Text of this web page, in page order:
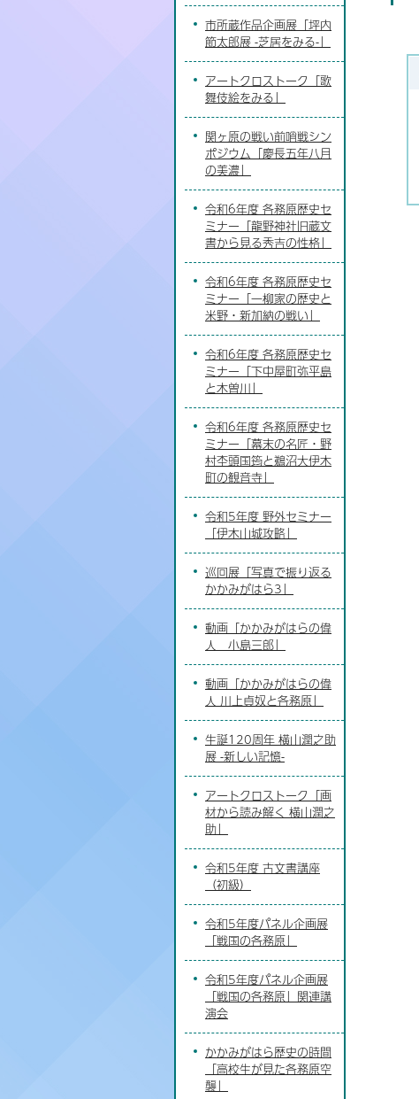
市所蔵作品企画展「坪内
節太郎展 -芝居をみる-」
アートクロストーク「歌
舞伎絵をみる」
関ヶ原の戦い前哨戦シン
ポジウム「慶長五年八月
の美濃」
令和6年度 各務原歴史セ
ミナー「龍野神社旧蔵文
書から見る秀吉の性格」
令和6年度 各務原歴史セ
ミナー「一柳家の歴史と
米野・新加納の戦い」
令和6年度 各務原歴史セ
ミナー「下中屋町弥平島
と木曽川」
令和6年度 各務原歴史セ
ミナー「幕末の名匠・野
村杢頭国筠と鵜沼大伊木
町の観音寺」
令和5年度 野外セミナー
「伊木山城攻略」
巡回展「写真で振り返る
かかみがはら3」
動画「かかみがはらの偉
人 小島三郎」
動画「かかみがはらの偉
人 川上貞奴と各務原」
生誕120周年 横山潤之助
展 -新しい記憶-
アートクロストーク「画
材から読み解く 横山潤之
助」
令和5年度 古文書講座
（初級）
令和5年度パネル企画展
「戦国の各務原」
令和5年度パネル企画展
「戦国の各務原」関連講
演会
かかみがはら歴史の時間
「高校生が見た各務原空
襲」